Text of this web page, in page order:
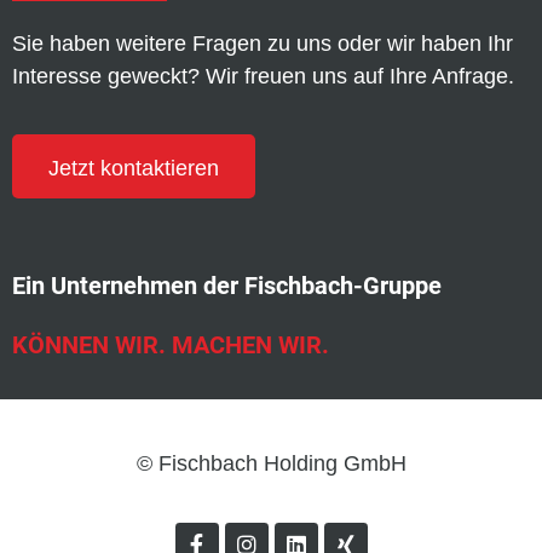
Sie haben weitere Fragen zu uns oder wir haben Ihr
Interesse geweckt? Wir freuen uns auf Ihre Anfrage.
Jetzt kontaktieren
Ein Unternehmen der Fischbach-Gruppe
KÖNNEN WIR. MACHEN WIR.
© Fischbach Holding GmbH